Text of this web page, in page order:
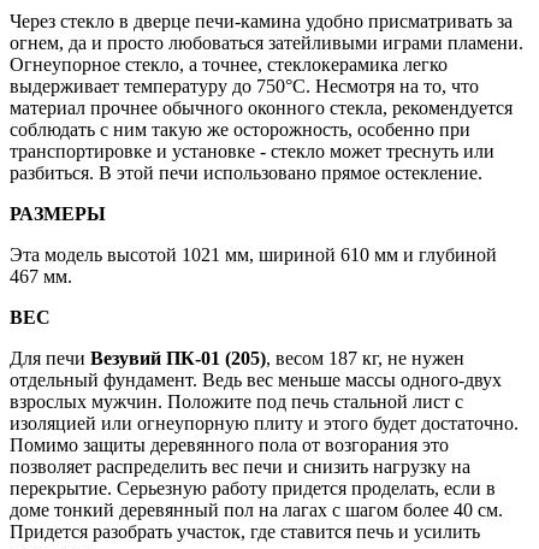
Через стекло в дверце печи-камина удобно присматривать за
огнем, да и просто любоваться затейливыми играми пламени.
Огнеупорное стекло, а точнее, стеклокерамика легко
выдерживает температуру до 750°C. Несмотря на то, что
материал прочнее обычного оконного стекла, рекомендуется
соблюдать с ним такую же осторожность, особенно при
транспортировке и установке - стекло может треснуть или
разбиться. В этой печи использовано прямое остекление.
РАЗМЕРЫ
Эта модель высотой 1021 мм, шириной 610 мм и глубиной
467 мм.
ВЕС
Для печи Везувий ПК-01 (205), весом 187 кг, не нужен
отдельный фундамент. Ведь вес меньше массы одного-двух
взрослых мужчин. Положите под печь стальной лист с
изоляцией или огнеупорную плиту и этого будет достаточно.
Помимо защиты деревянного пола от возгорания это
позволяет распределить вес печи и снизить нагрузку на
перекрытие. Серьезную работу придется проделать, если в
доме тонкий деревянный пол на лагах с шагом более 40 см.
Придется разобрать участок, где ставится печь и усилить